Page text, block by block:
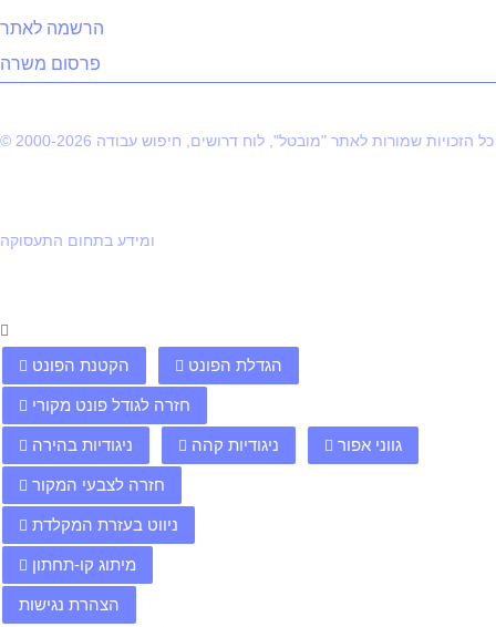
הרשמה לאתר
פרסום משרה
© 2000-2026 כל הזכויות שמורות לאתר "מובטל", לוח דרושים, חיפוש עבודה
ומידע בתחום התעסוקה
הקטנת הפונט הגדלת הפונט
חזרה לגודל פונט מקורי
ניגודיות בהירה ניגודיות קהה גווני אפור
חזרה לצבעי המקור
ניווט בעזרת המקלדת
מיתוג קו-תחתון
הצהרת נגישות